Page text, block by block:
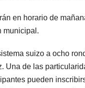
en horario de
municipal.
suizo a ocho
Una de las
pueden